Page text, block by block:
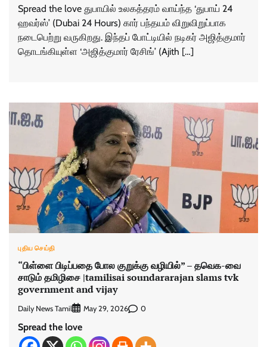
Spread the love துபாயில் உலகத்தரம் வாய்ந்த ‘துபாய் 24
ஹவர்ஸ்’ (Dubai 24 Hours) கார் பந்தயம் விறுவிறுப்பாக
நடைபெற்று வருகிறது. இந்தப் போட்டியில் நடிகர் அஜித்குமார்
தொடங்கியுள்ள ‘அஜித்குமார் ரேசிங்’ (Ajith […]
புதிய செய்தி
“பிள்ளை பிடிப்பதை போல குறுக்கு வழியில்” – தவெக-வை
சாடும் தமிழிசை |tamilisai soundararajan slams tvk
government and vijay
Daily News Tamil May 29, 2026 0
Spread the love